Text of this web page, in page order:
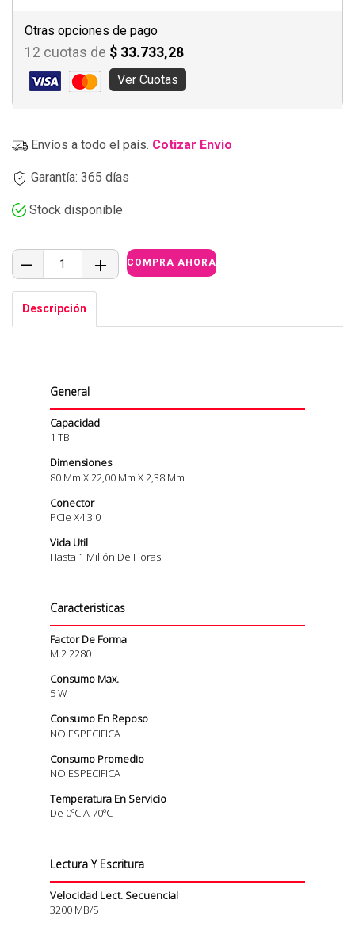
Otras opciones de pago
12 cuotas de $ 33.733,28
Ver Cuotas
Envíos a todo el país. Cotizar Envio
Garantía: 365 días
Stock disponible
Descripción
General
Capacidad
1 TB
Dimensiones
80 Mm X 22,00 Mm X 2,38 Mm
Conector
PCIe X4 3.0
Vida Util
Hasta 1 Millón De Horas
Caracteristicas
Factor De Forma
M.2 2280
Consumo Max.
5 W
Consumo En Reposo
NO ESPECIFICA
Consumo Promedio
NO ESPECIFICA
Temperatura En Servicio
De 0ºC A 70ºC
Lectura Y Escritura
Velocidad Lect. Secuencial
3200 MB/s